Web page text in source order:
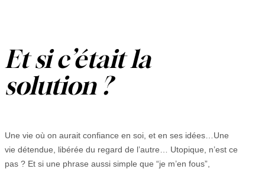
Et si c’était la
solution ?
Une vie où on aurait confiance en soi, et en ses idées…Une
vie détendue, libérée du regard de l’autre… Utopique, n’est ce
pas ? Et si une phrase aussi simple que “je m’en fous”,